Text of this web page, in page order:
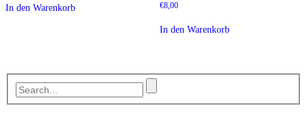
In den Warenkorb €8,00
In den Warenkorb